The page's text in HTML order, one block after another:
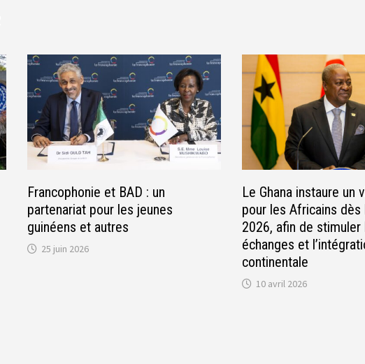
Francophonie et BAD : un
partenariat pour les jeunes
guinéens et autres
25 juin 2026
Le Ghana instaure un
pour les Africains dès
2026, afin de stimuler
échanges et
continentale
10 avril 2026